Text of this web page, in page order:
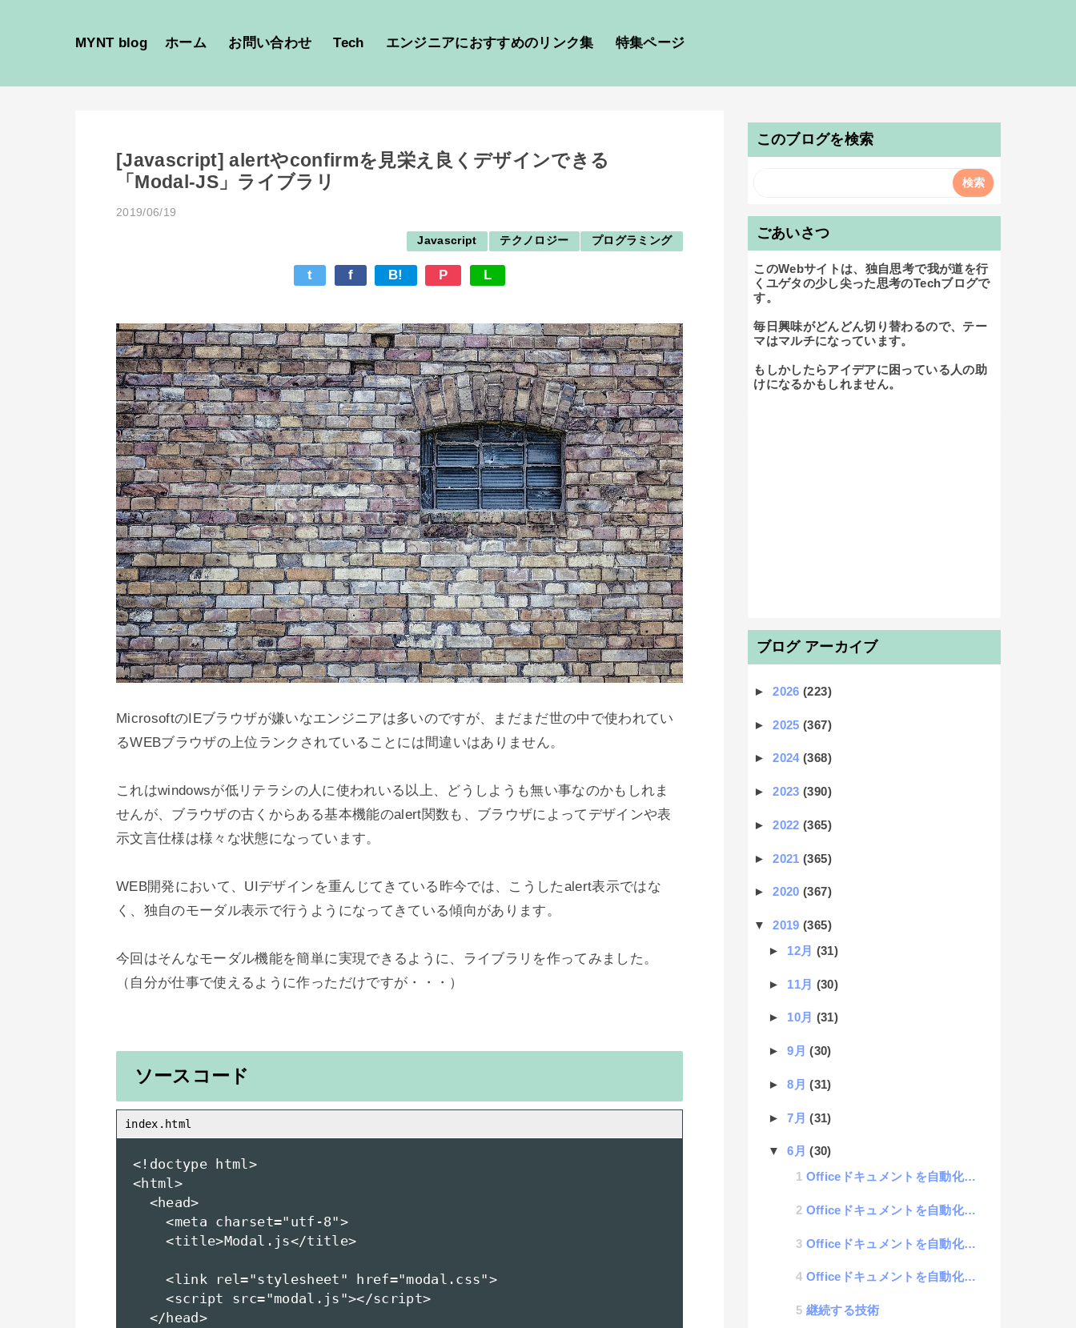
MYNT blog ホーム お問い合わせ Tech エンジニアにおすすめのリンク集 特集ページ
[Javascript] alertやconfirmを見栄え良くデザインできる
「Modal-JS」ライブラリ
2019/06/19
Javascript テクノロジー プログラミング
t f B! P L
MicrosoftのIEブラウザが嫌いなエンジニアは多いのですが、まだまだ世の中で使われてい
るWEBブラウザの上位ランクされていることには間違いはありません。
これはwindowsが低リテラシの人に使われいる以上、どうしようも無い事なのかもしれま
せんが、ブラウザの古くからある基本機能のalert関数も、ブラウザによってデザインや表
示文言仕様は様々な状態になっています。
WEB開発において、UIデザインを重んじてきている昨今では、こうしたalert表示ではな
く、独自のモーダル表示で行うようになってきている傾向があります。
今回はそんなモーダル機能を簡単に実現できるように、ライブラリを作ってみました。
（自分が仕事で使えるように作っただけですが・・・）
ソースコード
<!doctype html>
<html>
  <head>
    <meta charset="utf-8">
    <title>Modal.js</title>
    <link rel="stylesheet" href="modal.css">
    <script src="modal.js"></script>
  </head>
このブログを検索
ごあいさつ
このWebサイトは、独自思考で我が道を行
くユゲタの少し尖った思考のTechブログで
す。
毎日興味がどんどん切り替わるので、テー
マはマルチになっています。
もしかしたらアイデアに困っている人の助
けになるかもしれません。
ブログ アーカイブ
►2026(223)
►2025(367)
►2024(368)
►2023(390)
►2022(365)
►2021(365)
►2020(367)
▼2019(365)
► 12月 (31)
► 11月 (30)
► 10月 (31)
►9月(30)
►8月(31)
►7月(31)
▼6月(30)
Officeドキュメントを自動化計画 #4 PPT「画像差し込み操作」
Officeドキュメントを自動化計画 #3 PPT「データコンバート処理」
Officeドキュメントを自動化計画 #2 zipデータを解凍するのに拡張子操作は不要
Officeドキュメントを自動化計画 #1 RPAへの技術的アプローチについて
継続する技術